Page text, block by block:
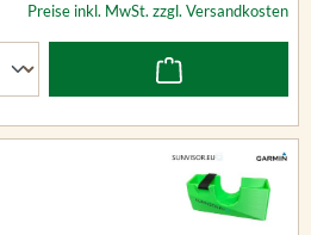
Preise inkl. MwSt. zzgl. Versandkosten